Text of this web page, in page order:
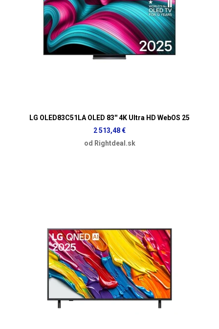
LG OLED83C51LA OLED 83'' 4K Ultra HD WebOS 25
2 513,48 €
od Rightdeal.sk